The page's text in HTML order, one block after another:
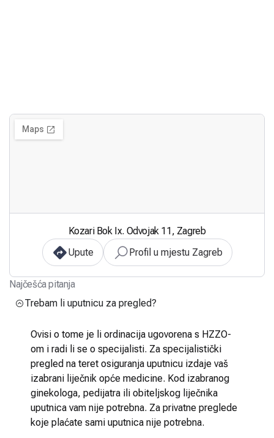
Kozari Bok Ix. Odvojak 11, Zagreb
Upute
Profil u mjestu Zagreb
Najčešća pitanja
Trebam li uputnicu za pregled?
Ovisi o tome je li ordinacija ugovorena s HZZO-
om i radi li se o specijalisti. Za specijalistički
pregled na teret osiguranja uputnicu izdaje vaš
izabrani liječnik opće medicine. Kod izabranog
ginekologa, pedijatra ili obiteljskog liječnika
uputnica vam nije potrebna. Za privatne preglede
koje plaćate sami uputnica nije potrebna.